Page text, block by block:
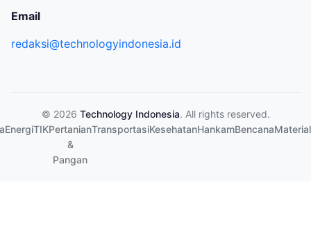
Email
redaksi@technologyindonesia.id
© 2026 Technology Indonesia. All rights reserved.
EnergiTIKPertanian
&
Pangan
TransportasiKesehatanHankamBencanaMaterial